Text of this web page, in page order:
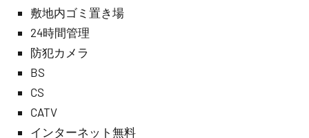
敷地内ゴミ置き場
24時間管理
防犯カメラ
BS
CS
CATV
インターネット無料